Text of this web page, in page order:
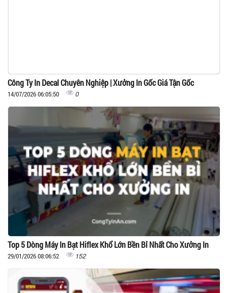
Công Ty In Decal Chuyên Nghiệp | Xưởng In Gốc Giá Tận Gốc
14/07/2026 06:05:50 0
Top 5 Dòng Máy In Bạt Hiflex Khổ Lớn Bền Bỉ Nhất Cho Xưởng In
29/01/2026 08:06:52 152